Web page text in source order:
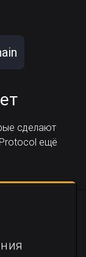
сделают
ещё